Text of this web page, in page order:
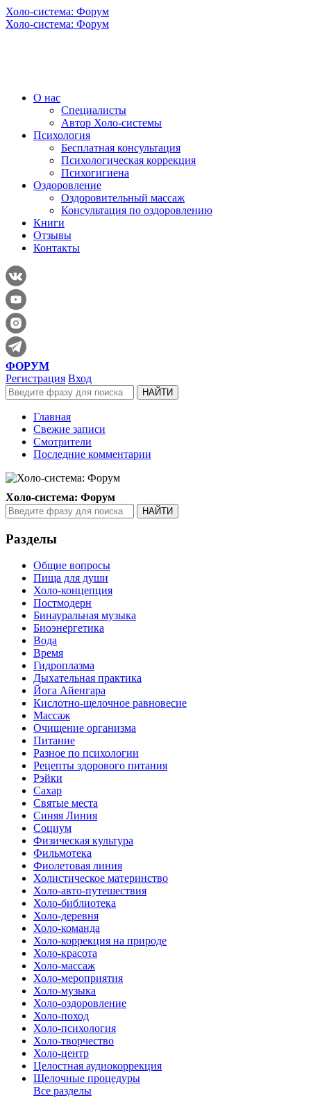
Холо-система: Форум
Холо-система: Форум
О нас
Специалисты
Автор Холо-системы
Психология
Бесплатная консультация
Психологическая коррекция
Психогигиена
Оздоровление
Оздоровительный массаж
Консультация по оздоровлению
Книги
Отзывы
Контакты
ФОРУМ
Регистрация Вход
Главная
Свежие записи
Смотрители
Последние комментарии
Холо-система: Форум
Разделы
Общие вопросы
Пища для души
Холо-концепция
Постмодерн
Бинауральная музыка
Биоэнергетика
Вода
Время
Гидроплазма
Дыхательная практика
Йога Айенгара
Кислотно-щелочное равновесие
Массаж
Очищение организма
Питание
Разное по психологии
Рецепты здорового питания
Рэйки
Сахар
Святые места
Синяя Линия
Социум
Физическая культура
Фильмотека
Фиолетовая линия
Холистическое материнство
Холо-авто-путешествия
Холо-библиотека
Холо-деревня
Холо-команда
Холо-коррекция на природе
Холо-красота
Холо-массаж
Холо-мероприятия
Холо-музыка
Холо-оздоровление
Холо-поход
Холо-психология
Холо-творчество
Холо-центр
Целостная аудиокоррекция
Щелочные процедуры
Все разделы